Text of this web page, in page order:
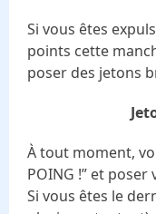
Si vous êtes
points cette
poser des jetons
À tout moment,
POING !” et
Si vous êtes le